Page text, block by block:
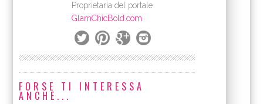
Proprietaria del portale
GlamChicBold.com
FORSE TI INTERESSA
ANCHE...